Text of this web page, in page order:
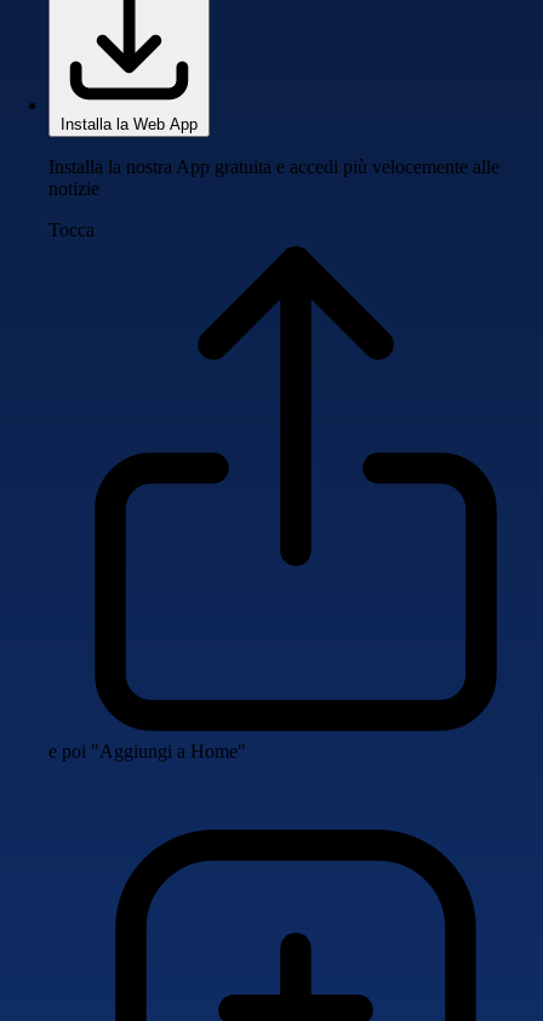
Installa la Web App
Installa la nostra App gratuita e accedi più velocemente alle
notizie
Tocca
e poi "Aggiungi a Home"